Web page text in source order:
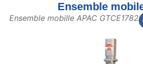
Ensemble
Ensemble mobille APAC GTCE1782